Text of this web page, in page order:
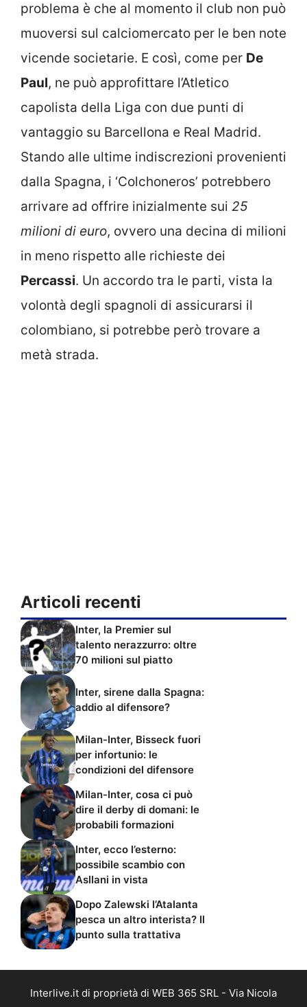
problema è che al momento il club non può
muoversi sul calciomercato per le ben note
vicende societarie. E così, come per De
Paul, ne può approfittare l’Atletico
capolista della Liga con due punti di
vantaggio su Barcellona e Real Madrid.
Stando alle ultime indiscrezioni provenienti
dalla Spagna, i ‘Colchoneros’ potrebbero
arrivare ad offrire inizialmente sui 25
milioni di euro, ovvero una decina di milioni
in meno rispetto alle richieste dei
Percassi. Un accordo tra le parti, vista la
volontà degli spagnoli di assicurarsi il
colombiano, si potrebbe però trovare a
metà strada.
Articoli recenti
Inter, la Premier sul
talento nerazzurro: oltre
70 milioni sul piatto
Inter, sirene dalla Spagna:
addio al difensore?
Milan-Inter, Bisseck fuori
per infortunio: le
condizioni del difensore
Milan-Inter, cosa ci può
dire il derby di domani: le
probabili formazioni
Inter, ecco l’esterno:
possibile scambio con
Asllani in vista
Dopo Zalewski l’Atalanta
pesca un altro interista? Il
punto sulla trattativa
Interlive.it di proprietà di WEB 365 SRL - Via Nicola